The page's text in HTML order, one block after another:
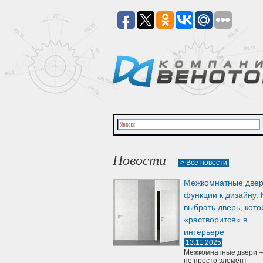
Новости > Все новости
Межкомнатные
функции к дизайну.
выбрать дверь,
«растворится» в
интерьере
13.11.2025
Межкомнатные двери
не просто элемент